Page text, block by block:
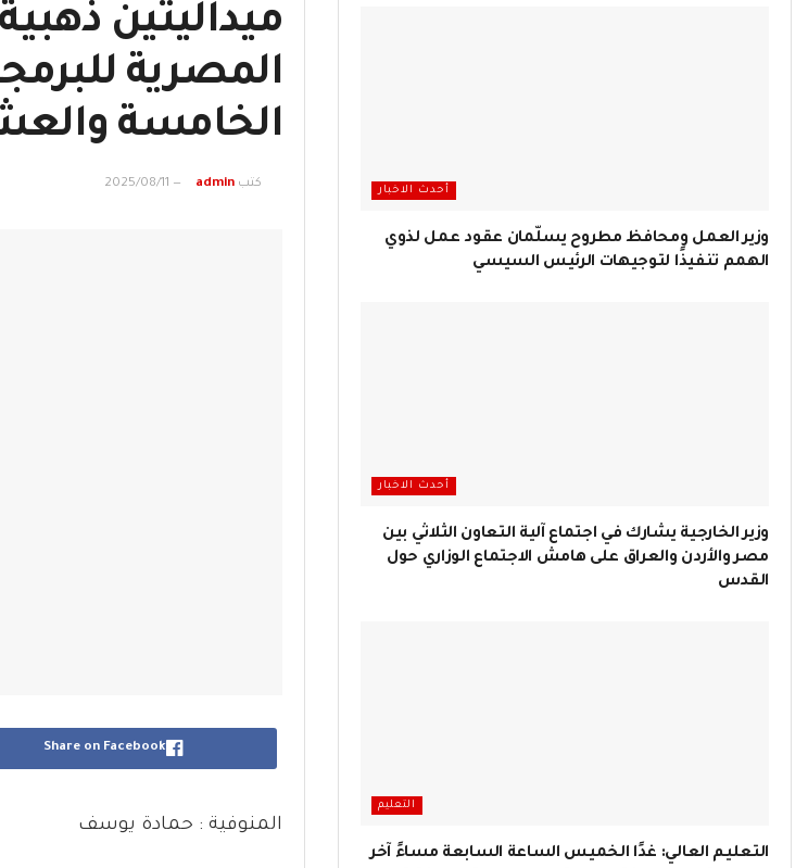
ميداليتين
المصرية
الخامسة
كتب admin
2025/08/11
Share on Facebook
المنوفية : حمادة يوسف
أحدث الاخبار
وزير العمل ومحافظ مطروح يسلّمان عقود عمل لذوي
الهمم تنفيذًا لتوجيهات الرئيس السيسي
أحدث الاخبار
وزير الخارجية يشارك في اجتماع آلية التعاون الثلاثي بين
مصر والأردن والعراق على هامش الاجتماع الوزاري حول
القدس
التعليم
التعليم العالي: غدًا الخميس الساعة السابعة مساءً آخر